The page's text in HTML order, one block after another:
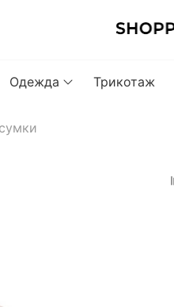
Одежда Трикотаж